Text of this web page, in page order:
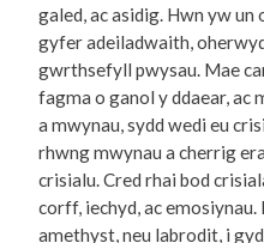
galed, ac asidig. Hwn yw
gyfer adeiladwaith,
gwrthsefyll pwysau. Mae
fagma o ganol y ddaear, ac
a mwynau, sydd wedi eu
rhwng mwynau a cherrig
crisialu. Cred rhai bod
corff, iechyd, ac
amethyst, neu labrodit, i